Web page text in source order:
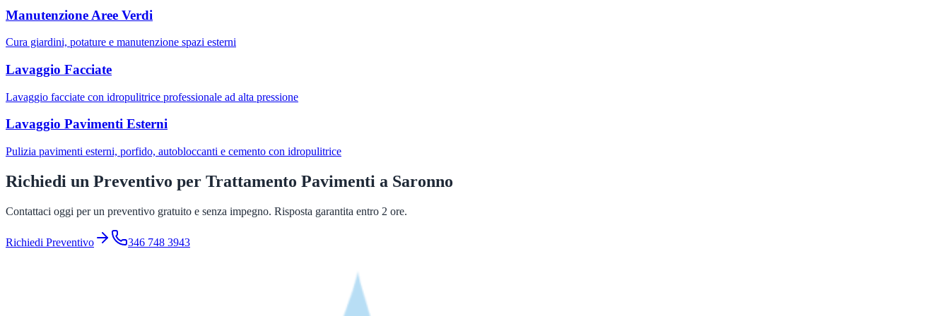
Manutenzione Aree Verdi
Cura giardini, potature e manutenzione spazi esterni
Lavaggio Facciate
Lavaggio facciate con idropulitrice professionale ad alta pressione
Lavaggio Pavimenti Esterni
Pulizia pavimenti esterni, porfido, autobloccanti e cemento con idropulitrice
Richiedi un Preventivo per Trattamento Pavimenti a Saronno
Contattaci oggi per un preventivo gratuito e senza impegno. Risposta garantita entro 2 ore.
Richiedi Preventivo 346 748 3943